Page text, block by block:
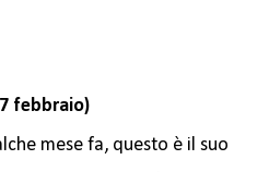
febbraio)
mese fa, questo è il suo